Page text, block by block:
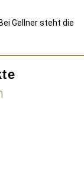
Gellner steht die